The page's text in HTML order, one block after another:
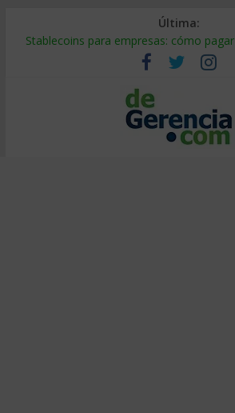
Última:
Stablecoins para empresas: cómo
Despido silencioso: qué es y por qué
IA en selección de personal: cómo
Trabajo forzoso en la cadena de
Mercado hispano de EE. UU.: cómo